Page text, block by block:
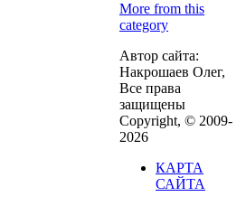
More from this
category
Автор сайта:
Накрошаев Олег,
Все права
защищены
Copyright, © 2009-
2026
КАРТА
САЙТА